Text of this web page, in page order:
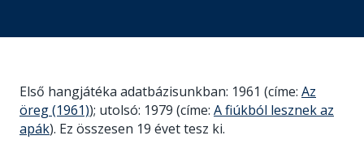
Első hangjátéka adatbázisunkban: 1961 (címe: Az
öreg (1961)); utolsó: 1979 (címe: A fiúkból lesznek az
apák). Ez összesen 19 évet tesz ki.